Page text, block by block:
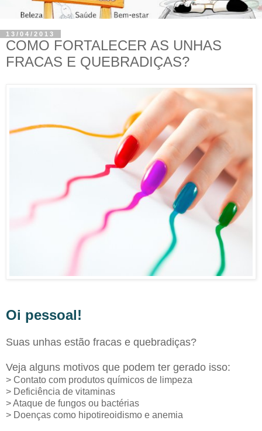
13/04/2013
COMO FORTALECER AS UNHAS
FRACAS E QUEBRADIÇAS?
Oi pessoal!
Suas unhas estão fracas e quebradiças?
Veja alguns motivos que podem ter gerado isso:
> Contato com produtos químicos de limpeza
> Deficiência de vitaminas
> Ataque de fungos ou bactérias
> Doenças como hipotireoidismo e anemia